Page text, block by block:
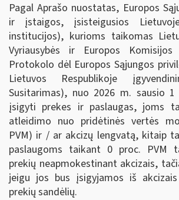
Pagal Aprašo nuostatas, Europos
ir įstaigos, įsisteigusios
institucijos), kurioms taikomas
Vyriausybės ir Europos
Protokolo dėl Europos Sąjungos
Lietuvos Respublikoje
Susitarimas), nuo 2026 m. sausio
įsigyti prekes ir paslaugas, joms
atleidimo nuo pridėtinės vertės
PVM) ir / ar akcizų lengvatą, kitaip
paslaugoms taikant 0 proc. PVM
prekių neapmokestinant akcizais,
jeigu jos bus įsigyjamos iš
prekių sandėlių.